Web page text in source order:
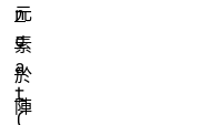
元
素
於
陣
n
c
a
t
(